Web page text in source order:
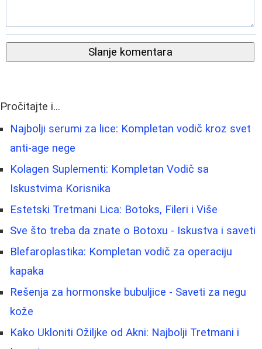
Slanje komentara
Pročitajte i...
Najbolji serumi za lice: Kompletan vodič kroz svet
anti-age nege
Kolagen Suplementi: Kompletan Vodič sa
Iskustvima Korisnika
Estetski Tretmani Lica: Botoks, Fileri i Više
Sve što treba da znate o Botoxu - Iskustva i saveti
Blefaroplastika: Kompletan vodič za operaciju
kapaka
Rešenja za hormonske bubuljice - Saveti za negu
kože
Kako Ukloniti Ožiljke od Akni: Najbolji Tretmani i